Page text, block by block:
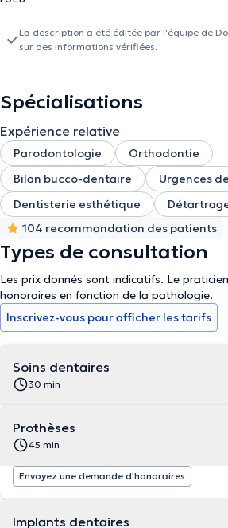
La description a été éditée par l'équipe de
sur des informations vérifiées.
Spécialisations
Expérience relative
Parodontologie
Orthodontie
Bilan bucco-dentaire
Urgences
Dentisterie esthétique
104 recommandation des patients
Types de consultation
Les prix donnés sont indicatifs. Le
honoraires en fonction de la pathologie.
Inscrivez-vous pour afficher les tarifs
Soins dentaires
30 min
Prothèses
45 min
Envoyez une demande d'honoraires
Implants dentaires